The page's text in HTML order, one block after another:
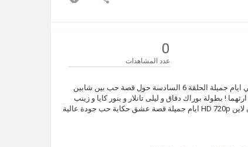
0
عدد المشاهدات
مشاهدة مسلسل ايام جميلة الحلقة 6 مترجم كاملة مسلسل الدراما والعائلي التركي ايام جميلة الحلقة 6 السادسة حول قصة حب بين شابين
! بطولة بوراك دقاق و ليلى تانلار و بنور كايا و زينب
كامسي و يلدراي شاهينلر شاهد بدون اعلان ايام جميلة الحلقة 6 مترجم يوتيوب اون لاين HD 720p ايام جميلة قصة عشق حكاية حب جودة عالية